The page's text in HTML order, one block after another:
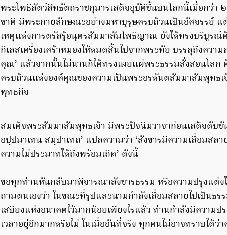
พระโพธิสัตว์สิทธัตถราชกุมารเสด็จอุบัติขึ้นบนโลกนี้เมื่อกว่า
ชาติ มีพระกายลักษณะอย่างมหาบุรุษครบถ้วนเป็นอัศจรรย์
เหตุแห่งการตรัสรู้อนุตรสัมมาสัมโพธิญาณ ยังให้ทรงบริบูรณ์
กิเลสเครื่องเศร้าหมองให้หมดสิ้นไปจากพระทัย บรรลุถึงควา
คุณ’ แล้วจากนั้นไม่นานก็ได้ทรงเผยแผ่พระธรรมสั่งสอนโล
ครบถ้วนแห่งองค์คุณของความเป็นพระอรหันตสัมมาสัมพุทธ
พุทธกิจ
สมเด็จพระสัมมาสัมพุทธเจ้า มีพระปัจฉิมวาจาก่อนเสด็จดับขั
อปฺปมาเทน สมฺปาเทถ’ แปลความว่า ‘สังขารมีความเสื่อมสล
ความไม่ประมาทให้ถึงพร้อมเถิด’ ดังนี้
ขอทุกท่านหันกลับมาพิจารณาสังขารธรรม หรือความปรุงแ
ถามตนเองว่า ในขณะที่รูปและนามกำลังเสื่อมสลายไปเป็นธ
เสบียงแห่งอนาคตไว้มากน้อยเพียงไรแล้ว ท่านกำลังมีความป
เวลาอยู่อีกมากหรือไม่ ในเมื่ออันที่จริง ทุกคนไม่อาจทราบได้ว่